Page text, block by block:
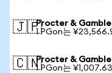
🇯🇵Procter & Gamble
1 PGon는
🇨🇳Procter & Gamble
1 PGon는